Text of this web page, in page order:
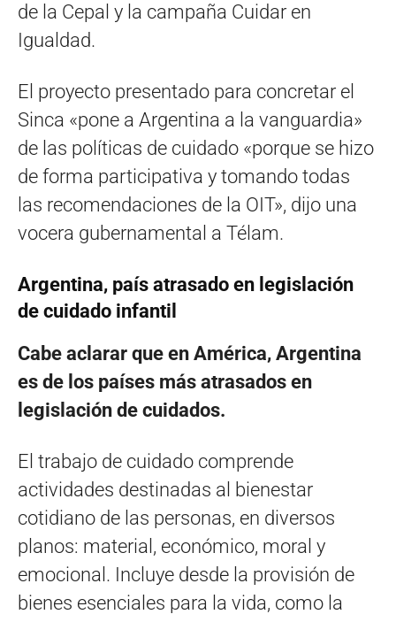
de la Cepal y la campaña Cuidar en
Igualdad.
El proyecto presentado para concretar el
Sinca «pone a Argentina a la vanguardia»
de las políticas de cuidado «porque se hizo
de forma participativa y tomando todas
las recomendaciones de la OIT», dijo una
vocera gubernamental a Télam.
Argentina, país atrasado en legislación
de cuidado infantil
Cabe aclarar que en América, Argentina
es de los países más atrasados en
legislación de cuidados.
El trabajo de cuidado comprende
actividades destinadas al bienestar
cotidiano de las personas, en diversos
planos: material, económico, moral y
emocional. Incluye desde la provisión de
bienes esenciales para la vida, como la